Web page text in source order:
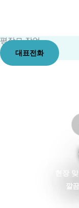
로
건
평장묘 작업
대표전화
현장
깔